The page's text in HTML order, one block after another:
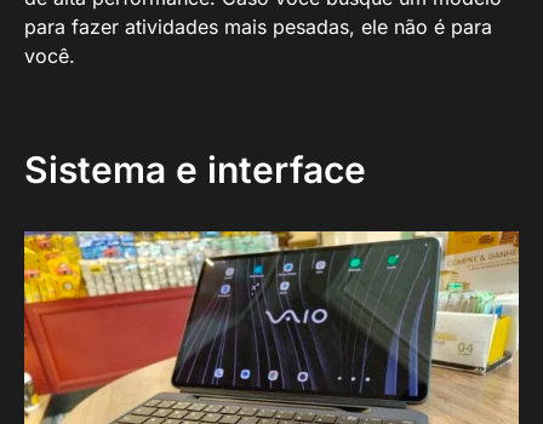
para fazer atividades mais pesadas, ele não é para
você.
Sistema e interface